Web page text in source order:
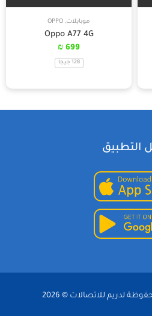
موبايلات,
OPPO
Oppo A77 4G
699
₪
128 جيجا
التطبيق
لدريم للاتصالات © 2026